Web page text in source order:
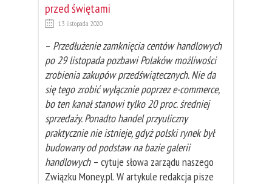
przed świętami
13 listopada 2020
– Przedłużenie zamknięcia centów handlowych
po 29 listopada pozbawi Polaków możliwości
zrobienia zakupów przedświątecznych. Nie da
się tego zrobić wyłącznie poprzez e-commerce,
bo ten kanał stanowi tylko 20 proc. średniej
sprzedaży. Ponadto handel przyuliczny
praktycznie nie istnieje, gdyż polski rynek był
budowany od podstaw na bazie galerii
handlowych– cytuje słowa zarządu naszego
Związku Money.pl. W artykule redakcja pisze